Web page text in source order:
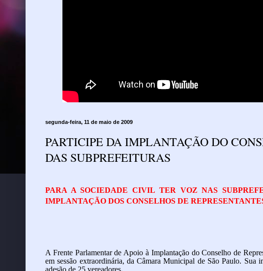
segunda-feira, 11 de maio de 2009
PARTICIPE DA IMPLANTAÇÃO DO
DAS SUBPREFEITURAS
PARA A SOCIEDADE CIVIL TER VOZ NAS
IMPLANTAÇÃO DOS CONSELHOS DE
A Frente Parlamentar de Apoio à Implantação do Conselho de
emsessão extraordinária, da Câmara Municipal de São Paulo. Sua
adesão de 25 vereadores.